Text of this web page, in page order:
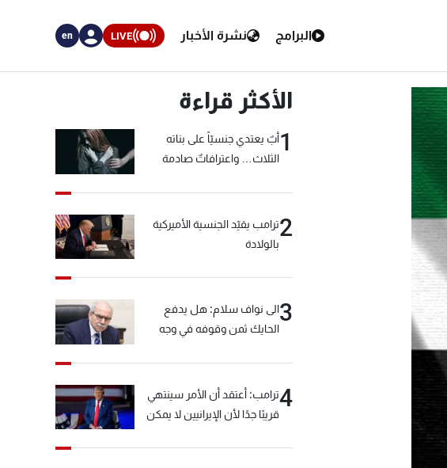
البرامج نشرة الأخبار LIVE
en
الأكثر قراءة
1أبٌ يعتدي جنسيّاً على بناته
الثلاث… واعترافاتٌ صادمة
2ترامب يقيّد الجنسية الأميركية
بالولادة
3الى نواف سلام: هل يدفع
الحايك ثمن وقوفه في وجه
4ترامب: أعتقد أن الأمر سينتهي
قريبًا جدًا لأن الإيرانيين لا يمكن